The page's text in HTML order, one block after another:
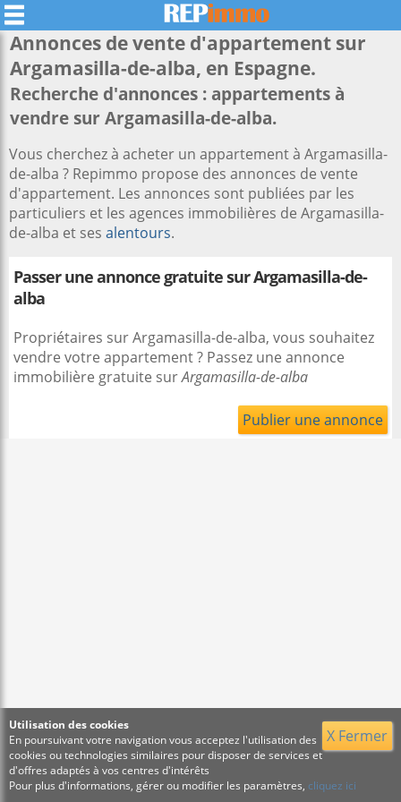
Annonces de vente d'appartement sur
Argamasilla-de-alba, en Espagne.
Recherche d'annonces : appartements à
vendre sur Argamasilla-de-alba.
Vous cherchez à acheter un appartement à Argamasilla-
de-alba ? Repimmo propose des annonces de vente
d'appartement. Les annonces sont publiées par les
particuliers et les agences immobilières de Argamasilla-
de-alba et ses alentours.
Passer une annonce gratuite sur Argamasilla-de-
alba
Propriétaires sur Argamasilla-de-alba, vous souhaitez
vendre votre appartement ? Passez une annonce
immobilière gratuite surArgamasilla-de-alba
Publier une annonce
X Fermer
Utilisation des cookies
En poursuivant votre navigation vous acceptez l'utilisation des
cookies ou technologies similaires pour disposer de services et
d'offres adaptés à vos centres d'intérêts
Pour plus d'informations, gérer ou modifier les paramètres, cliquez ici